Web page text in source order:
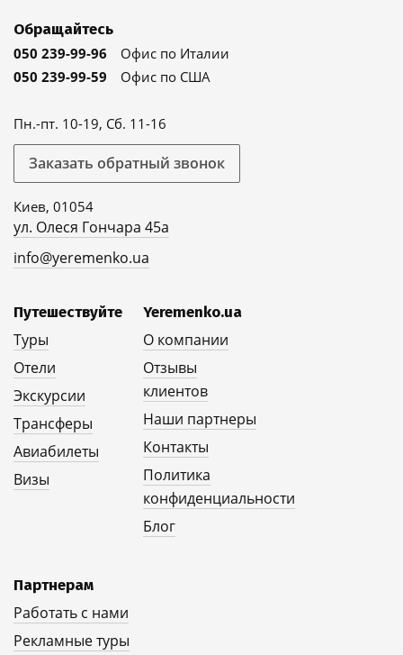
Обращайтесь
050 239-99-96
Офис по Италии
050 239-99-59
Офис по США
Пн.-пт. 10-19, Сб. 11-16
Заказать обратный звонок
Киев, 01054
ул. Олеся Гончара 45а
info@yeremenko.ua
Путешествуйте
Туры
Отели
Экскурсии
Трансферы
Авиабилеты
Визы
Yeremenko.ua
О компании
Отзывы
клиентов
Наши партнеры
Контакты
Политика
конфиденциальности
Блог
Партнерам
Работать с нами
Рекламные туры